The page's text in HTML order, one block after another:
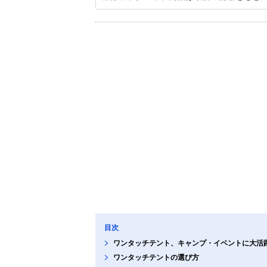
目次
ワンタッチテント、キャンプ・イベントに大活
ワンタッチテントの選び方